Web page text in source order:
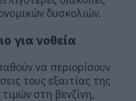
δυσκολιών.
για νοθεία
να περιορίσουν
τους εξαιτίας της
στη βενζίνη,